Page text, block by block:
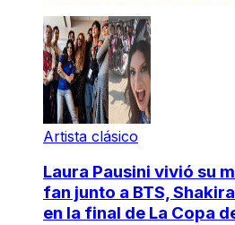
Artista clásico
Laura Pausini vivió su
fan junto a BTS,
en la final de La Copa